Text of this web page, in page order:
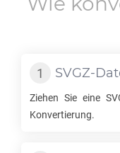
SVGZ-
Ziehen Sie eine
Konvertierung.